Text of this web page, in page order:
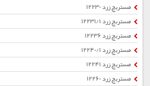
مستربچ زرد 12230
مستربچ زرد 12231/1
مستربچ زرد 12236
مستربچ زرد 12240/1
مستربچ زرد 12241
مستربچ زرد 12260